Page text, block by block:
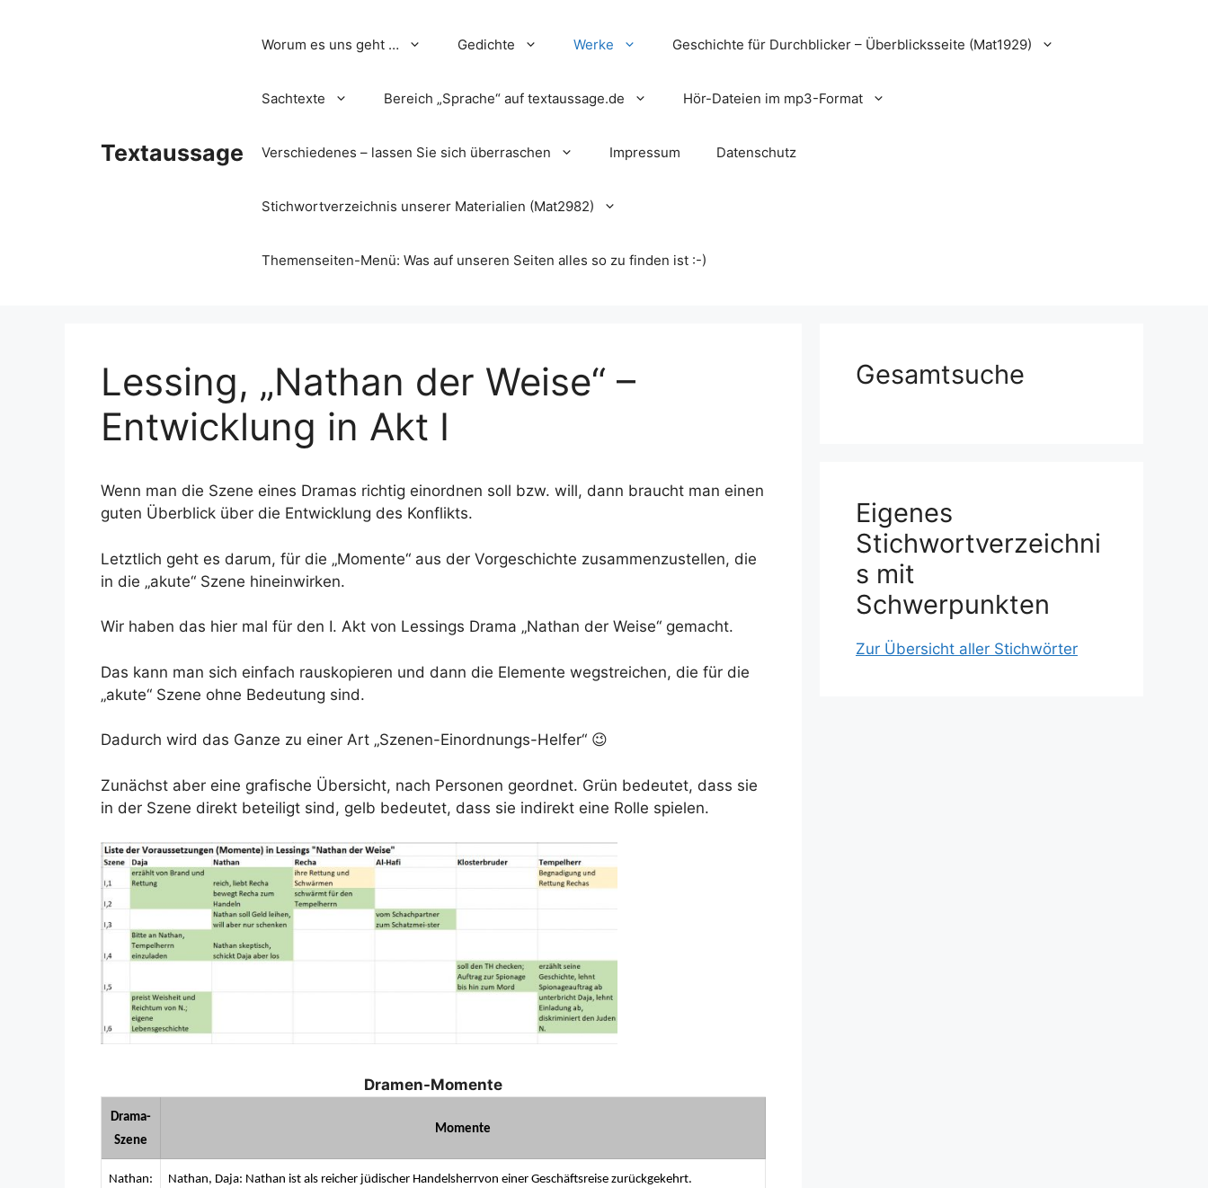
Textaussage
Worum es uns geht … Gedichte Werke Geschichte für Durchblicker – Überblicksseite (Mat1929)
Sachtexte Bereich „Sprache“ auf textaussage.de Hör-Dateien im mp3-Format
Verschiedenes – lassen Sie sich überraschen Impressum Datenschutz
Stichwortverzeichnis unserer Materialien (Mat2982)
Themenseiten-Menü: Was auf unseren Seiten alles so zu finden ist :-)
Lessing, „Nathan der Weise“ –
Entwicklung in Akt I
Wenn man die Szene eines Dramas richtig einordnen soll bzw. will, dann braucht man einen
guten Überblick über die Entwicklung des Konflikts.
Letztlich geht es darum, für die „Momente“ aus der Vorgeschichte zusammenzustellen, die
in die „akute“ Szene hineinwirken.
Wir haben das hier mal für den I. Akt von Lessings Drama „Nathan der Weise“ gemacht.
Das kann man sich einfach rauskopieren und dann die Elemente wegstreichen, die für die
„akute“ Szene ohne Bedeutung sind.
Dadurch wird das Ganze zu einer Art „Szenen-Einordnungs-Helfer“ 😉
Zunächst aber eine grafische Übersicht, nach Personen geordnet. Grün bedeutet, dass sie
in der Szene direkt beteiligt sind, gelb bedeutet, dass sie indirekt eine Rolle spielen.
Dramen-Momente
Drama-
Szene
Momente
Nathan:
Nathan, Daja: Nathan ist als reicher jüdischer Handelsherrvon einer Geschäftsreise zurückgekehrt.
Gesamtsuche
Eigenes
Stichwortverzeichni
s mit
Schwerpunkten
Zur Übersicht aller Stichwörter